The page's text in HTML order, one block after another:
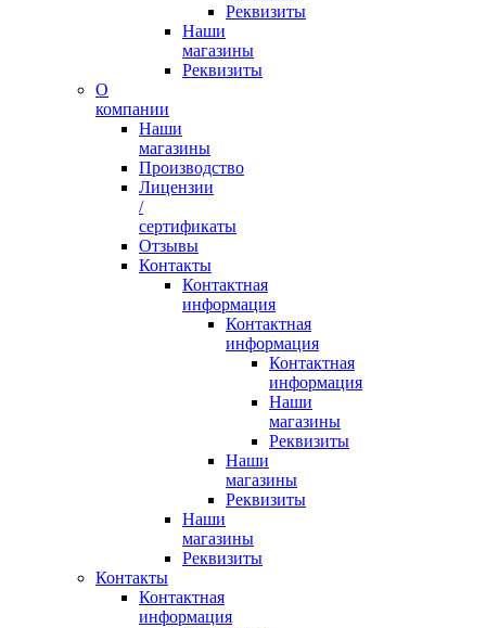
Реквизиты
Наши
магазины
Реквизиты
О
компании
Наши
магазины
Производство
Лицензии
/
сертификаты
Отзывы
Контакты
Контактная
информация
Контактная
информация
Контактная
информация
Наши
магазины
Реквизиты
Наши
магазины
Реквизиты
Наши
магазины
Реквизиты
Контакты
Контактная
информация